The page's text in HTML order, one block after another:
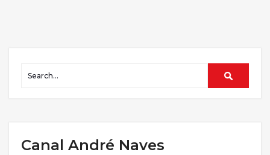
Canal André Naves